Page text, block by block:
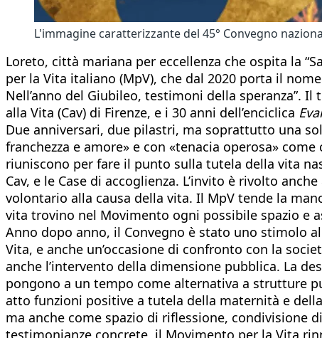
L'immagine caratterizzante del 45° Convegno
Loreto, città mariana per eccellenza che ospita la
per la Vita italiano (MpV), che dal 2020 porta il
Nell’anno del Giubileo, testimoni della speranza”.
alla Vita (Cav) di Firenze, e i 30 anni dell’enciclica
Due anniversari, due pilastri, ma soprattutto una
franchezza e amore» e con «tenacia operosa»
riuniscono per fare il punto sulla tutela della vita
Cav, e le Case di accoglienza. L’invito è rivolto
volontario alla causa della vita. Il MpV tende la
vita trovino nel Movimento ogni possibile spazio e
Anno dopo anno, il Convegno è stato uno stimolo
Vita, e anche un’occasione di confronto con la
anche l’intervento della dimensione pubblica. La
pongono a un tempo come alternativa a strutture
atto funzioni positive a tutela della maternità e
ma anche come spazio di riflessione, condivisione
testimonianze concrete, il Movimento per la Vita